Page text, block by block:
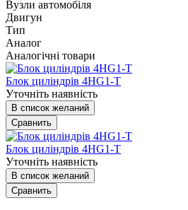
Вузли автомобіля
Двигун
Тип
Аналог
Аналогічні товари
Блок циліндрів 4HG1-T
Уточніть наявність
В список желаний
Сравнить
Блок циліндрів 4HG1-T
Уточніть наявність
В список желаний
Сравнить